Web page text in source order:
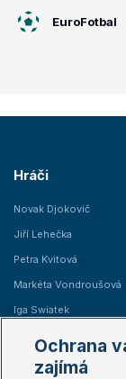
EuroFotbal
Hráči
Novak Djokovič
Jiří Lehečka
Petra Kvitová
Markéta Vondroušová
Iga Swiatek
Žebříčky
Ochrana
zajímá